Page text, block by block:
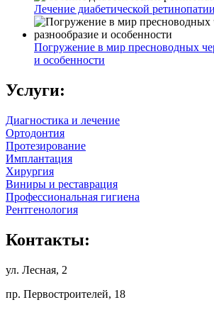
Лечение диабетической ретинопатии
Погружение в мир пресноводных
и особенности
Услуги:
Диагностика и лечение
Ортодонтия
Протезирование
Имплантация
Хирургия
Виниры и реставрация
Профессиональная гигиена
Рентгенология
Контакты:
ул. Лесная, 2
пр. Первостроителей, 18